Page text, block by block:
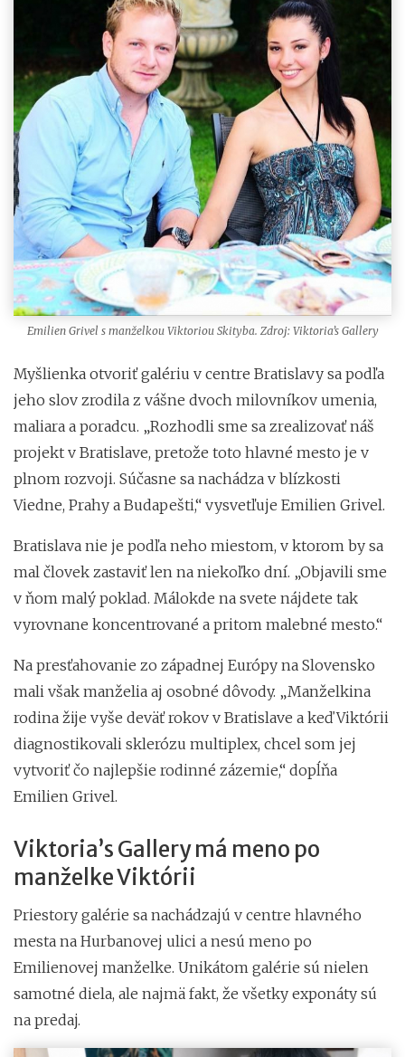
Emilien Grivel s manželkou Viktoriou Skityba. Zdroj: Viktoria’s Gallery
Myšlienka otvoriť galériu v centre Bratislavy sa podľa
jeho slov zrodila z vášne dvoch milovníkov umenia,
maliara a poradcu. „Rozhodli sme sa zrealizovať náš
projekt v Bratislave, pretože toto hlavné mesto je v
plnom rozvoji. Súčasne sa nachádza v blízkosti
Viedne, Prahy a Budapešti,“ vysvetľuje Emilien Grivel.
Bratislava nie je podľa neho miestom, v ktorom by sa
mal človek zastaviť len na niekoľko dní. „Objavili sme
v ňom malý poklad. Málokde na svete nájdete tak
vyrovnane koncentrované a pritom malebné mesto.“
Na presťahovanie zo západnej Európy na Slovensko
mali však manželia aj osobné dôvody. „Manželkina
rodina žije vyše deväť rokov v Bratislave a keď Viktórii
diagnostikovali sklerózu multiplex, chcel som jej
vytvoriť čo najlepšie rodinné zázemie,“ dopĺňa
Emilien Grivel.
Viktoria’s Gallery má meno po
manželke Viktórii
Priestory galérie sa nachádzajú v centre hlavného
mesta na Hurbanovej ulici a nesú meno po
Emilienovej manželke. Unikátom galérie sú nielen
samotné diela, ale najmä fakt, že všetky exponáty sú
na predaj.